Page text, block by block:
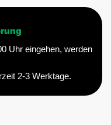
Uhr eingehen, werden
2-3 Werktage.